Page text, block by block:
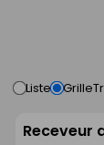
Liste Grille
Receveur